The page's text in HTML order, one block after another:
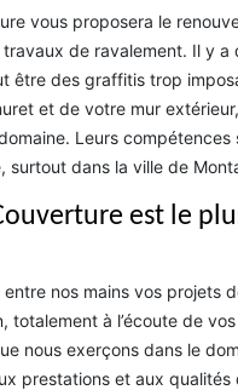
vous proposera le
de ravalement. Il y
être des graffitis trop
et de votre mur
Leurs
surtout dans la ville de
est le
nos mains vos projets
totalement à l’écoute de
nous exerçons dans le
prestations et aux